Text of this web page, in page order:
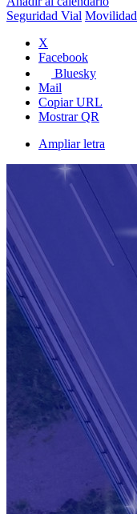
Seguridad Vial Movilidad
X
Facebook
Bluesky
Mail
Copiar URL
Mostrar QR
Ampliar letra